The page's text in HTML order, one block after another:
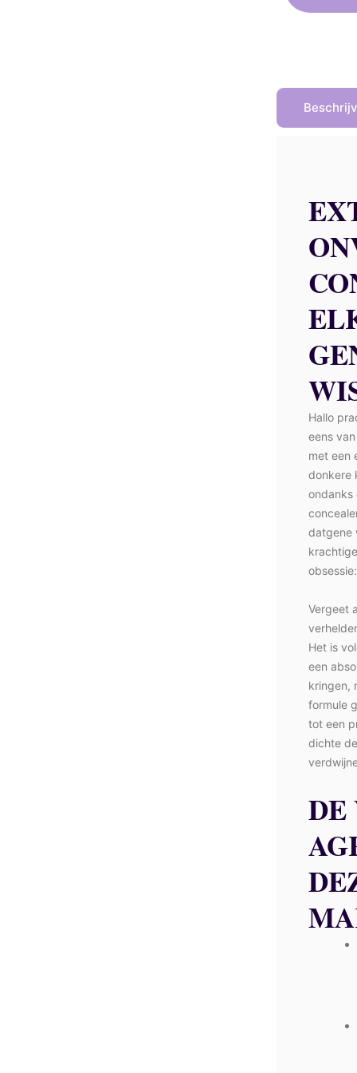
Hallo
eens
met een
donkere
ondanks
datgene
Vergeet
Het is
een
kringen,
formule
tot een
dichte
DE